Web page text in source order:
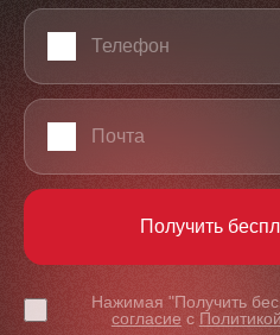
Телефон
Email
Получить
Нажимая "Получить
согласие с